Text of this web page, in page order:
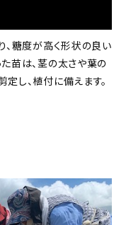
、糖度が高く形状の良い
苗は、茎の太さや葉の
し、植付に備えます。